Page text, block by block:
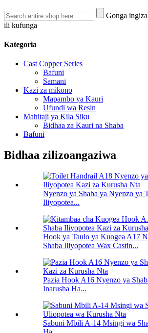
Gonga
ili kufunga
Kategoria
Cast Copper Series
Bafuni
Samani
Kazi za mikono
Mapambo ya Kauri
Ufundi wa Resin
Mahitaji ya Kila Siku
Bidhaa za Kauri na Shaba
Bafuni
Bidhaa zilizoangaziwa
Nyenzo ya Shaba ya Nyenzo ya
Iliyopotea...
Hook ya Taulo ya Kuogea A17
Shaba Iliyopotea Wax Castin...
Pazia Hook A16 Nyenzo ya
Inarusha Ha...
Sabuni Mbili A-14 Msingi wa